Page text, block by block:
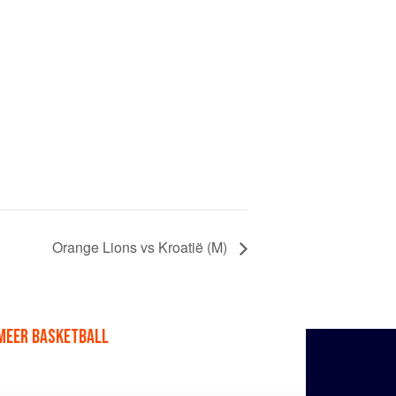
Orange Lions vs Kroatië (M)
BASKETBALL